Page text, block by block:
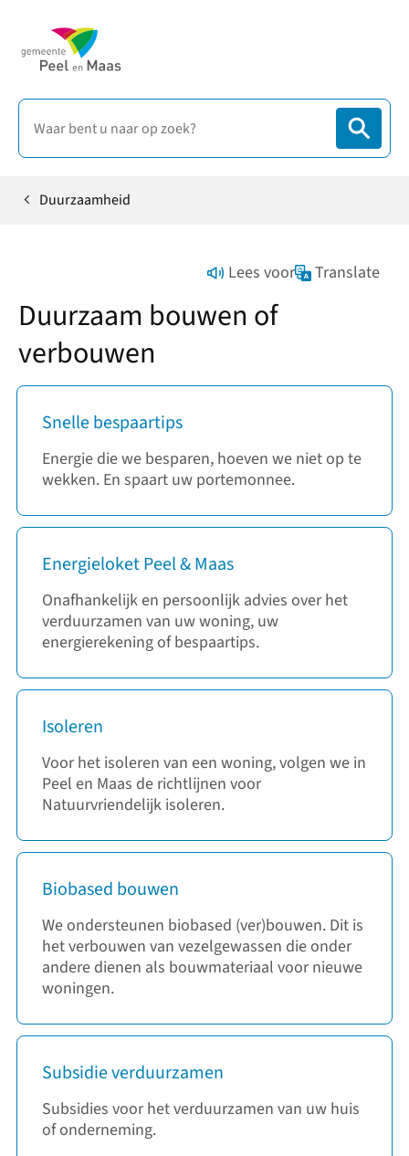
HomeDuurzaamheid
Lees voor Translate
Duurzaam bouwen of
verbouwen
Snelle bespaartips
Energie die we besparen, hoeven we niet op te
wekken. En spaart uw portemonnee.
Energieloket Peel & Maas
Onafhankelijk en persoonlijk advies over het
verduurzamen van uw woning, uw
energierekening of bespaartips.
Isoleren
Voor het isoleren van een woning, volgen we in
Peel en Maas de richtlijnen voor
Natuurvriendelijk isoleren.
Biobased bouwen
We ondersteunen biobased (ver)bouwen. Dit is
het verbouwen van vezelgewassen die onder
andere dienen als bouwmateriaal voor nieuwe
woningen.
Subsidie verduurzamen
Subsidies voor het verduurzamen van uw huis
of onderneming.